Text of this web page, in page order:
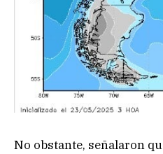
No obstante, señalaron